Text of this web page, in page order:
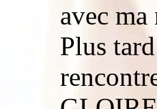
avec ma
Plus